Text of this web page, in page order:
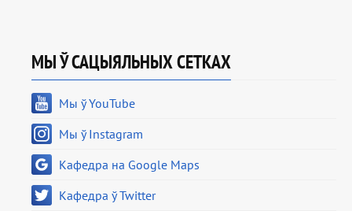
МЫ Ў САЦЫЯЛЬНЫХ СЕТКАХ
Мы ў YouTube
Мы ў Instagram
Кафедра на Google Maps
Кафедра ў Twitter